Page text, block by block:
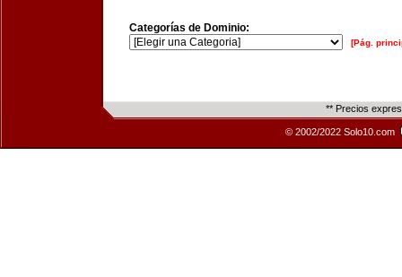
Categorías de Dominio:
[Pág.
** Precios
© 2002/2022 Solo10.com